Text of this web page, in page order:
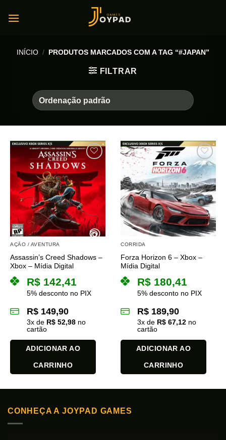
INÍCIO / PRODUTOS MARCADOS COM A TAG “#JAPAN”
FILTRAR
AÇÃO / AVENTURA
Assassin’s Creed Shadows –
Xbox – Mídia Digital
R$ 142,41
5% desconto no PIX
R$ 149,90
3x de R$ 52,98 no
cartão
ADICIONAR AO
CARRINHO
CORRIDA
Forza Horizon 6 – Xbox –
Mídia Digital
R$ 180,41
5% desconto no PIX
R$ 189,90
3x de R$ 67,12 no
cartão
ADICIONAR AO
CARRINHO
CONHEÇA A JOYPAD GAMES